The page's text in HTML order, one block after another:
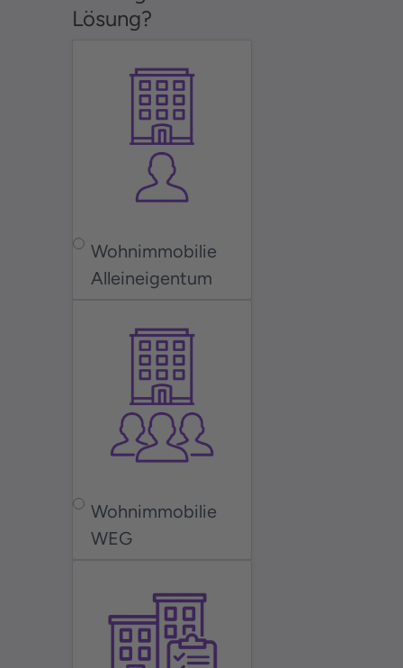
Lösung?
Wohnimmobilie
Alleineigentum
Wohnimmobilie
WEG